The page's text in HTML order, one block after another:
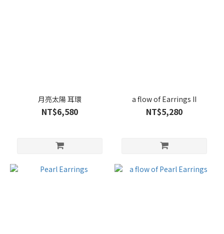
月亮太陽 耳環
NT$6,580
a flow of Earrings II
NT$5,280